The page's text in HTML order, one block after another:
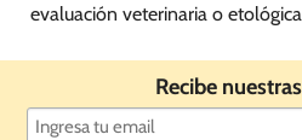
evaluación veterinaria o
Recibe